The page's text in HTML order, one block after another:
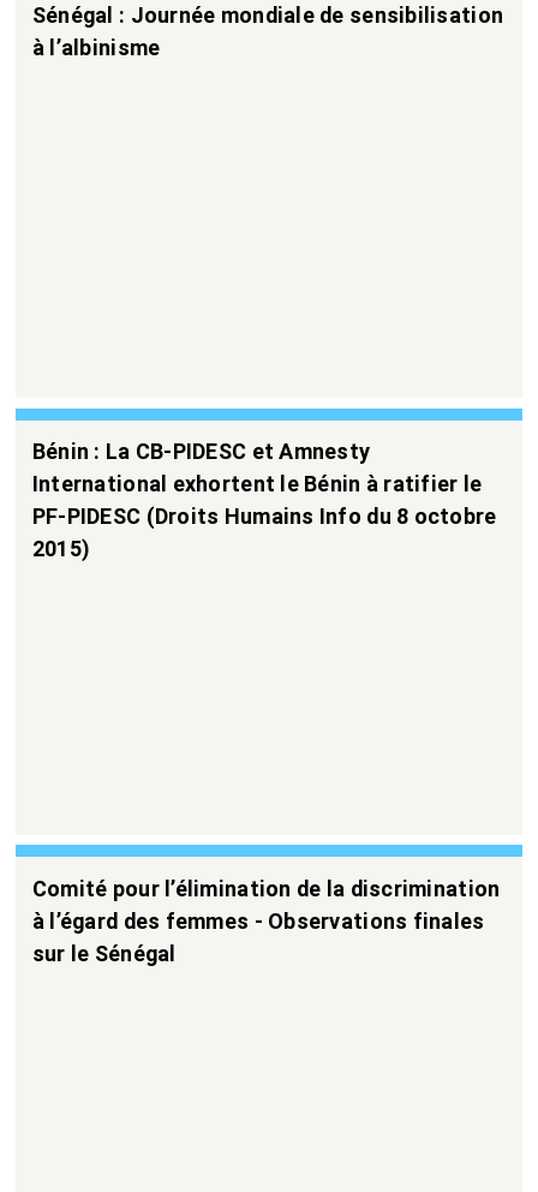
Sénégal : Journée mondiale de sensibilisation
à l’albinisme
Bénin : La CB-PIDESC et Amnesty
International exhortent le Bénin à ratifier le
PF-PIDESC (Droits Humains Info du 8 octobre
2015)
Comité pour l’élimination de la discrimination
à l’égard des femmes - Observations finales
sur le Sénégal